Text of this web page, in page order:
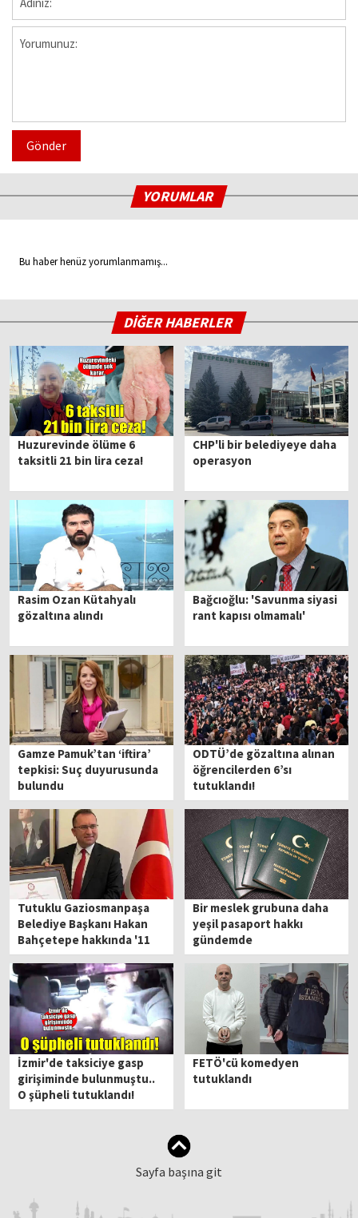
Gönder
YORUMLAR
Bu haber henüz yorumlanmamış...
DİĞER HABERLER
Huzurevinde ölüme 6
taksitli 21 bin lira ceza!
CHP'li bir belediyeye daha
operasyon
Rasim Ozan Kütahyalı
gözaltına alındı
Bağcıoğlu: 'Savunma siyasi
rant kapısı olmamalı'
Gamze Pamuk’tan ‘iftira’
tepkisi: Suç duyurusunda
bulundu
ODTÜ’de gözaltına alınan
öğrencilerden 6’sı
tutuklandı!
Tutuklu Gaziosmanpaşa
Belediye Başkanı Hakan
Bahçetepe hakkında '11
ay sonra' iddianame
hazırlandı
Bir meslek grubuna daha
yeşil pasaport hakkı
gündemde
İzmir'de taksiciye gasp
girişiminde bulunmuştu..
O şüpheli tutuklandı!
FETÖ'cü komedyen
tutuklandı
Sayfa başına git